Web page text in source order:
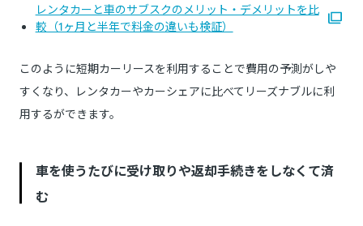
レンタカーと車のサブスクのメリット・デメリットを比
較（1ヶ月と半年で料金の違いも検証）
このように短期カーリースを利用することで費用の予測がしや
すくなり、レンタカーやカーシェアに比べてリーズナブルに利
用するができます。
車を使うたびに受け取りや返却手続きをしなくて済
む